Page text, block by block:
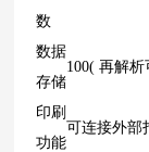
数
数据
存储
100( 再解析
印刷
功能
可连接外部